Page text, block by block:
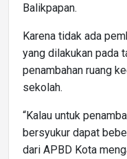
Balikpapan.
Karena tidak ada
yang dilakukan pada
penambahan ruang
sekolah.
“Kalau untuk
bersyukur dapat
dari APBD Kota